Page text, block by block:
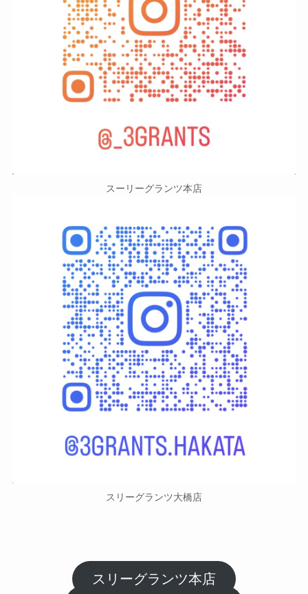
スーリーグランツ本店
スリーグランツ大橋店
スリーグランツ本店